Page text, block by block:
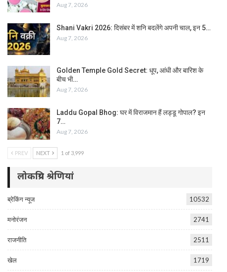
Aug 7, 2026
Shani Vakri 2026: दिसंबर में शनि बदलेंगे अपनी चाल, इन 5…
Aug 7, 2026
Golden Temple Gold Secret: धूप, आंधी और बारिश के
बीच भी…
Aug 7, 2026
Laddu Gopal Bhog: घर में विराजमान हैं लड्डू गोपाल? इन
7…
Aug 7, 2026
PREV NEXT 1 of 3,999
लोकप्रिय श्रेणियां
ब्रेकिंग न्यूज 10532
मनोरंजन 2741
राजनीति 2511
खेल 1719